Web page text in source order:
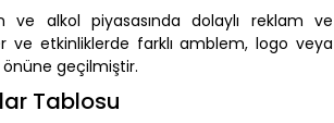
alkol piyasasında dolaylı reklam ve
ve etkinliklerde farklı amblem, logo veya
önüne geçilmiştir.
Tablosu